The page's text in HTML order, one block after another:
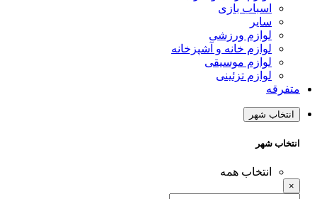
اسباب بازی
سایر
لوازم ورزشی
لوازم خانه و آشپزخانه
لوازم موسیقی
لوازم تزئینی
متفرقه
انتخاب شهر
انتخاب شهر
انتخاب همه
×